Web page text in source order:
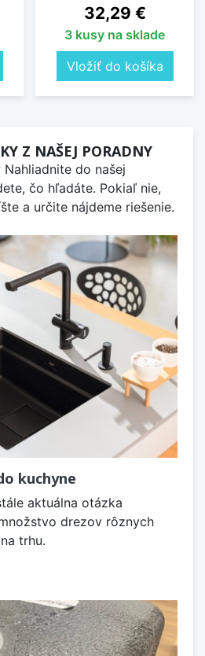
Cena
32,29 €
3 kusy na sklade
Vložiť do košíka
Z NAŠEJ PORADNY
do našej
čo hľadáte. Pokiaľ nie,
a určite nájdeme riešenie.
kuchyne
aktuálna otázka
drezov rôznych
trhu.